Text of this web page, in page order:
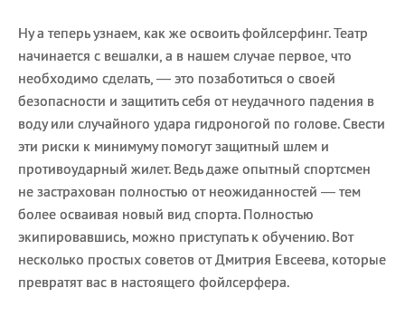
Ну а теперь узнаем, как же освоить фойлсерфинг. Театр
начинается с вешалки, а в нашем случае первое, что
необходимо сделать, — это позаботиться о своей
безопасности и защитить себя от неудачного падения в
воду или случайного удара гидроногой по голове. Свести
эти риски к минимуму помогут защитный шлем и
противоударный жилет. Ведь даже опытный спортсмен
не застрахован полностью от неожиданностей — тем
более осваивая новый вид спорта. Полностью
экипировавшись, можно приступать к обучению. Вот
несколько простых советов от Дмитрия Евсеева, которые
превратят вас в настоящего фойлсерфера.